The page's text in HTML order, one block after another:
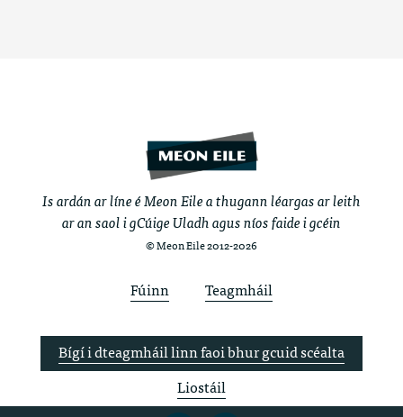
Is ardán ar líne é Meon Eile a thugann léargas ar leith
ar an saol i gCúige Uladh agus níos faide i gcéin
© Meon Eile 2012-2026
Fúinn Teagmháil
Bígí i dteagmháil linn faoi bhur gcuid scéalta
Liostáil